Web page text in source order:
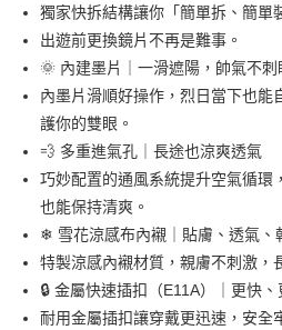
元大商業銀行
玉山商業銀行
台灣樂天信用卡公司
悠遊付
Google Pay
全盈+PAY
大哥付你分期
相關說明
1.本服務由台灣大哥大提供，台灣大哥大
2.付款方式選擇「大哥付你分期」，訂單成
流程，驗證手機門號後，選擇欲分期的期
成交易。
3.實際核准額度、可分期數及費用金額請依
4.訂單成立30分鐘內，如未前往確認交易
AFTEE先享後付
相關說明
【關於「AFTEE先享後付」】
AFTEE先享後付是「在收到商品之後才付
便利好安心！
１．簡單：不需註冊會員、不需綁卡、不
獨家快拆結構讓你「簡單拆、簡單
出遊前更換鏡片不再是難事。
🌞 內建墨片｜一滑遮陽，帥氣不刺
內墨片滑順好操作，烈日當下也能
護你的雙眼。
💨 多重進氣孔｜長途也涼爽透氣
巧妙配置的通風系統提升空氣循環
也能保持清爽。
❄ 雪花涼感布內襯｜貼膚、透氣、
特製涼感內襯材質，親膚不刺激，
🔒 金屬快速插扣（E11A）｜更快
耐用金屬插扣讓穿戴更迅速，安全